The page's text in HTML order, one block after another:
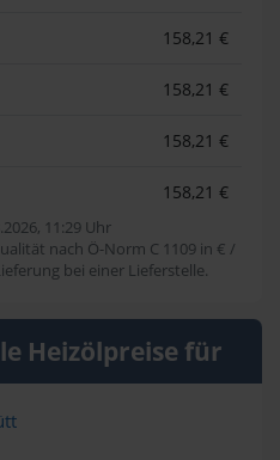
158,21 €
158,21 €
158,21 €
158,21 €
11:29 Uhr
nach Ö-Norm C 1109 in € /
bei einer Lieferstelle.
Heizölpreise für